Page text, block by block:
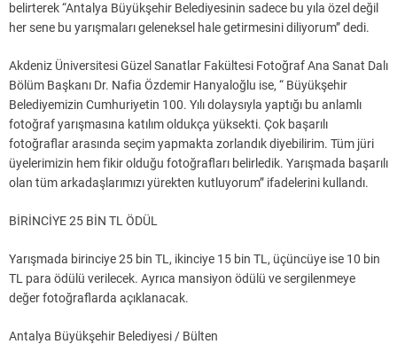
belirterek “Antalya Büyükşehir Belediyesinin sadece bu yıla özel değil
her sene bu yarışmaları geleneksel hale getirmesini diliyorum” dedi.
Akdeniz Üniversitesi Güzel Sanatlar Fakültesi Fotoğraf Ana Sanat Dalı
Bölüm Başkanı Dr. Nafia Özdemir Hanyaloğlu ise, “ Büyükşehir
Belediyemizin Cumhuriyetin 100. Yılı dolaysıyla yaptığı bu anlamlı
fotoğraf yarışmasına katılım oldukça yüksekti. Çok başarılı
fotoğraflar arasında seçim yapmakta zorlandık diyebilirim. Tüm jüri
üyelerimizin hem fikir olduğu fotoğrafları belirledik. Yarışmada başarılı
olan tüm arkadaşlarımızı yürekten kutluyorum” ifadelerini kullandı.
BİRİNCİYE 25 BİN TL ÖDÜL
Yarışmada birinciye 25 bin TL, ikinciye 15 bin TL, üçüncüye ise 10 bin
TL para ödülü verilecek. Ayrıca mansiyon ödülü ve sergilenmeye
değer fotoğraflarda açıklanacak.
Antalya Büyükşehir Belediyesi / Bülten